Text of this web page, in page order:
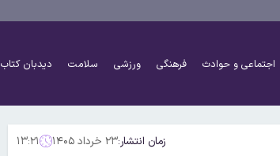
اجتماعی و حوادث فرهنگی ورزشی سلامت دیدبان کتاب
زمان انتشار:۲۳ خرداد ۱۴۰۵ ۱۳:۲۱